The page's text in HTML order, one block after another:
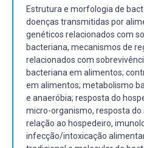
Estrutura e morfologia de
doenças transmitidas por
genéticos relacionados com
bacteriana, mecanismos de
relacionados com
bacteriana em alimentos;
em alimentos; metabolismo
e anaeróbia; resposta do
micro-organismo, resposta
relação ao hospedeiro,
infecção/intoxicação